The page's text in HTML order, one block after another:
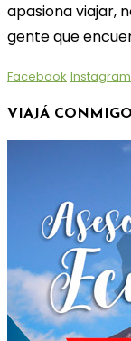
apasiona viajar,
gente que
Facebook Instagram
VIAJÁ CONMIGO